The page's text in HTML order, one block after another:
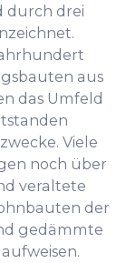
durch drei
aus
das Umfeld
Viele
noch über
veraltete
der
gedämmte